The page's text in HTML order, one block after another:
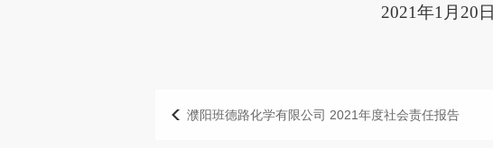
2021年1月20日
濮阳班德路化学有限公司 2021年度社会责任报告